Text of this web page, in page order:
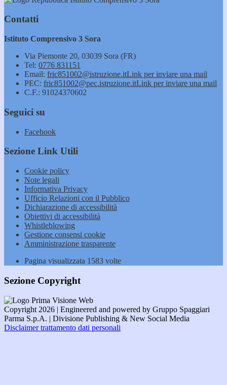
Contatti
Istituto Comprensivo 3 Sora
Via Piemonte 20, 03039 Sora (FR)
Tel: 0776 831151
Email: fric851002@istruzione.itLink per inviare una mail
PEC: fric851002@pec.istruzione.itLink per inviare una mail
C.F.: 91024370602
Seguici su
Facebook
Sezione Link Utili
Cookie policy
Note legali
Informativa Privacy
Ufficio Relazioni con il Pubblico
Dichiarazione di accessibilità
Obiettivi di accessibilità
Whistleblowing
Gestione consensi cookie
Amministrazione trasparente
Pagina visualizzata 1583 volte
Sezione Copyright
Copyright 2026 | Engineered and powered by Gruppo Spaggiari
Parma S.p.A. | Divisione Publishing & New Social Media
Disclaimer trattamento dati personali